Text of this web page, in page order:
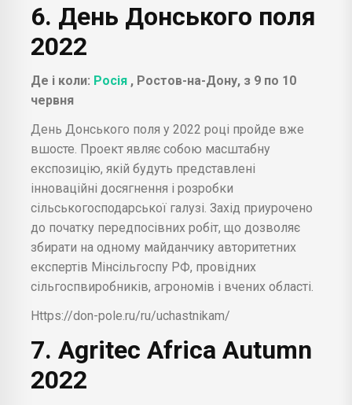
6. День Донського поля
2022
Де і коли: Росія , Ростов-на-Дону, з 9 по 10
червня
День Донського поля у 2022 році пройде вже
вшосте. Проект являє собою масштабну
експозицію, якій будуть представлені
інноваційні досягнення і розробки
сільськогосподарської галузі. Захід приурочено
до початку передпосівних робіт, що дозволяє
збирати на одному майданчику авторитетних
експертів Мінсільгоспу РФ, провідних
сільгоспвиробників, агрономів і вчених області.
Https://don-pole.ru/ru/uchastnikam/
7. Agritec Africa Autumn
2022